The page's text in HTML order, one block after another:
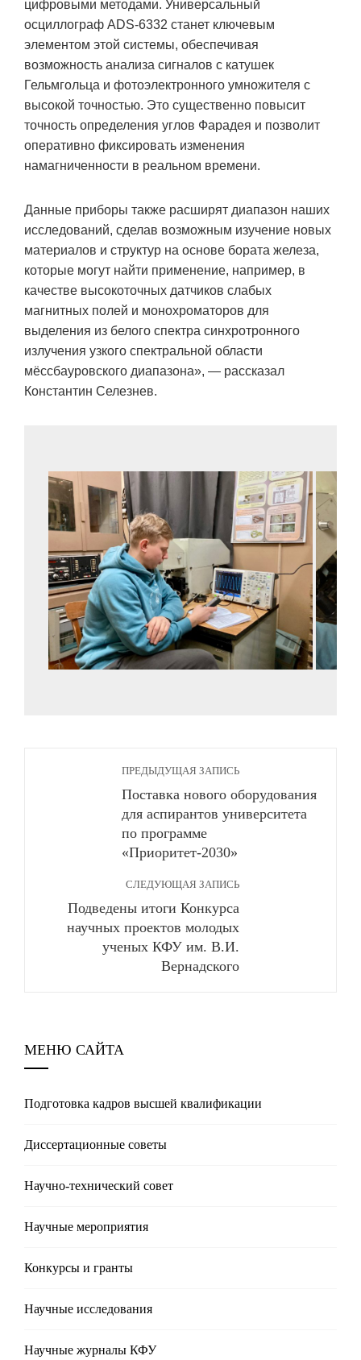
цифровыми методами. Универсальный
осциллограф ADS-6332 станет ключевым
элементом этой системы, обеспечивая
возможность анализа сигналов с катушек
Гельмгольца и фотоэлектронного умножителя с
высокой точностью. Это существенно повысит
точность определения углов Фарадея и позволит
оперативно фиксировать изменения
намагниченности в реальном времени.
Данные приборы также расширят диапазон наших
исследований, сделав возможным изучение новых
материалов и структур на основе бората железа,
которые могут найти применение, например, в
качестве высокоточных датчиков слабых
магнитных полей и монохроматоров для
выделения из белого спектра синхротронного
излучения узкого спектральной области
мёссбауровского диапазона», — рассказал
Константин Селезнев.
ПРЕДЫДУЩАЯ ЗАПИСЬ
Поставка нового оборудования
для аспирантов университета
по программе
«Приоритет-2030»
СЛЕДУЮЩАЯ ЗАПИСЬ
Подведены итоги Конкурса
научных проектов молодых
ученых КФУ им. В.И.
Вернадского
МЕНЮ САЙТА
Подготовка кадров высшей квалификации
Диссертационные советы
Научно-технический совет
Научные мероприятия
Конкурсы и гранты
Научные исследования
Научные журналы КФУ